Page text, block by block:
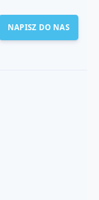
NAPISZ DO NAS